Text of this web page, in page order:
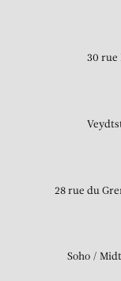
30 rue
28 rue du
Soho /